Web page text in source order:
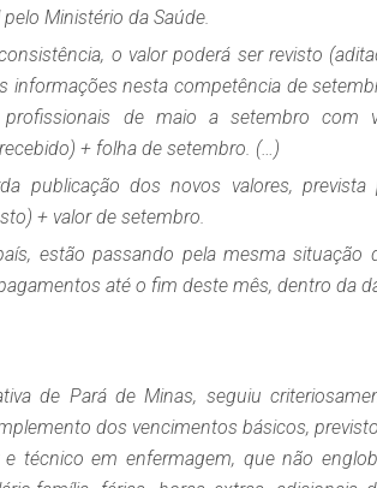
Ministério da Saúde.
o valor poderá ser revisto
informações nesta competência de
de maio a setembro com
+ folha de setembro. (…)
publicação dos novos valores,
+ valor de setembro.
estão passando pela mesma situação
até o fim deste mês, dentro da
de Pará de Minas, seguiu
dos vencimentos básicos,
técnico em enfermagem, que não